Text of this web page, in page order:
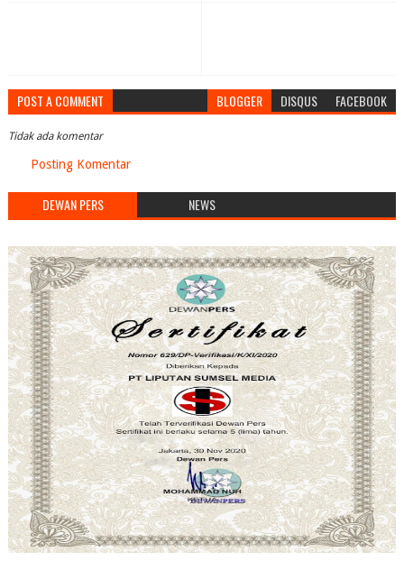
POST A COMMENT BLOGGER DISQUS FACEBOOK
Tidak ada komentar
Posting Komentar
DEWAN PERS NEWS